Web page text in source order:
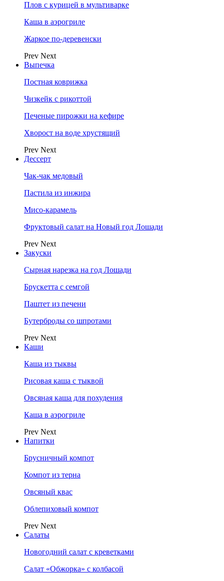
Плов с курицей в мультиварке
Каша в аэрогриле
Жаркое по-деревенски
Prev Next
Выпечка
Постная коврижка
Чизкейк с рикоттой
Печеные пирожки на кефире
Хворост на воде хрустящий
Prev Next
Дессерт
Чак-чак медовый
Пастила из инжира
Мисо-карамель
Фруктовый салат на Новый год Лошади
Prev Next
Закуски
Сырная нарезка на год Лошади
Брускетта с семгой
Паштет из печени
Бутерброды со шпротами
Prev Next
Каши
Каша из тыквы
Рисовая каша с тыквой
Овсяная каша для похудения
Каша в аэрогриле
Prev Next
Напитки
Брусничный компот
Компот из терна
Овсяный квас
Облепиховый компот
Prev Next
Салаты
Новогодний салат с креветками
Салат «Обжорка» с колбасой